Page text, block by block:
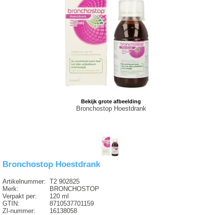
Bekijk grote afbeelding
Bronchostop Hoestdrank
Bronchostop Hoestdrank
Artikelnummer:
Merk:
Verpakt per:
GTIN:
ZI-nummer:
T2 902825
BRONCHOSTOP
120 ml
8710537701159
16138058